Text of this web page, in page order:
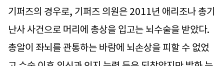
기퍼즈의 경우로, 기퍼즈 의원은 2011년 애리조나 총기
난사 사건으로 머리에 총상을 입고는 뇌수술을 받았다.
총알이 좌뇌를 관통하는 바람에 뇌손상을 피할 수 없었